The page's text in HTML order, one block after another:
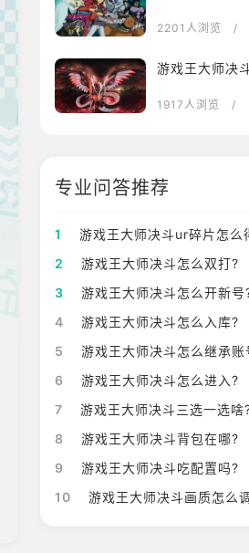
2201人浏览 /
游戏王大师决
1917人浏览 /
专业问答推荐
1
游戏王大师决斗ur碎片怎么
2
游戏王大师决斗怎么双打?
3
游戏王大师决斗怎么开新号
4
游戏王大师决斗怎么入库?
5
游戏王大师决斗怎么继承账
6
游戏王大师决斗怎么进入?
7
游戏王大师决斗三选一选啥
8
游戏王大师决斗背包在哪?
9
游戏王大师决斗吃配置吗?
10
游戏王大师决斗画质怎么